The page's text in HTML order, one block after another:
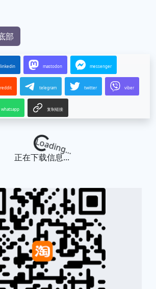
部
linkedin mastodon messenger
reddit telegram twitter viber
whatsapp 复制链接
Loading...
正在下载信息...